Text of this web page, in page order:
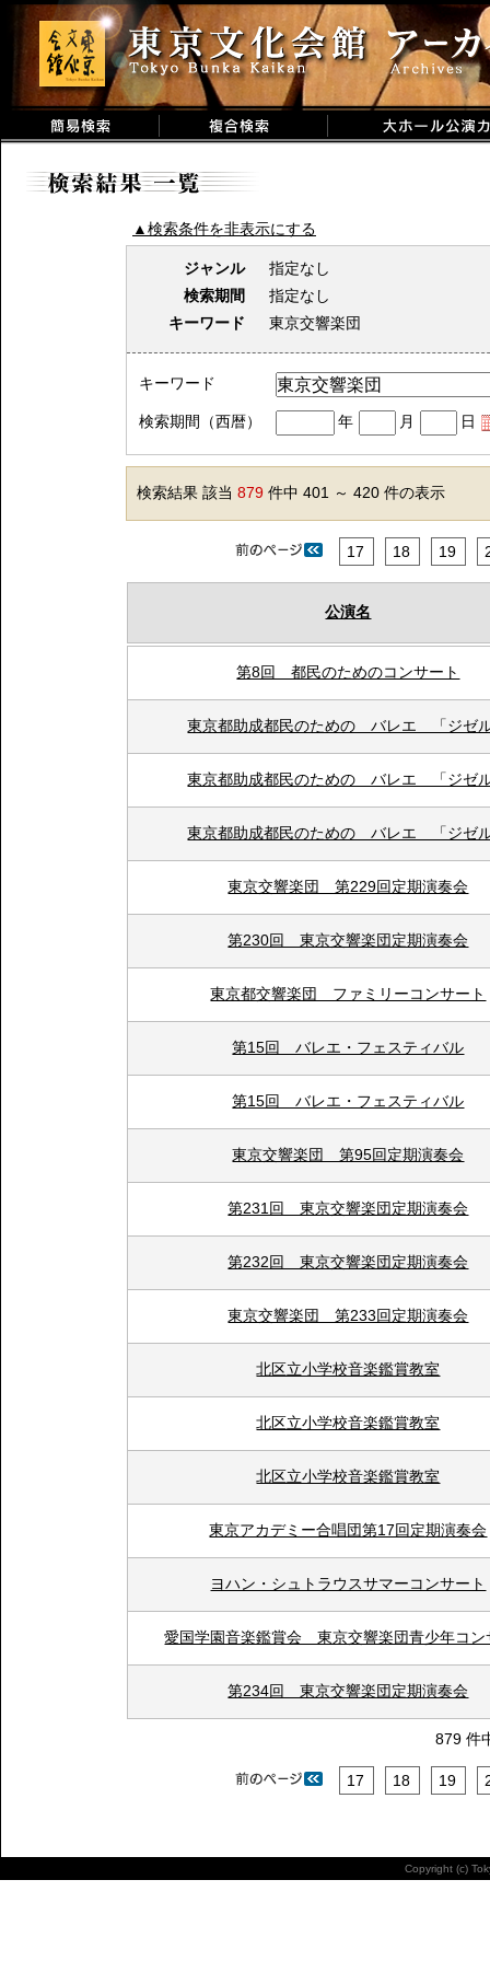
▲検索条件を非表示にする
ジャンル
指定なし
検索期間
指定なし
キーワード
東京交響楽団
キーワード
検索期間（西暦） 年 月 日
検索結果 該当879 件中 401 ～ 420 件の表示
17 18 19
公演名
第8回 都民のためのコンサート
東京都助成都民のための バレエ 「ジゼ
東京都助成都民のための バレエ 「ジゼ
東京都助成都民のための バレエ 「ジゼ
東京交響楽団 第229回定期演奏会
第230回 東京交響楽団定期演奏会
東京都交響楽団 ファミリーコンサート
第15回 バレエ・フェスティバル
第15回 バレエ・フェスティバル
東京交響楽団 第95回定期演奏会
第231回 東京交響楽団定期演奏会
第232回 東京交響楽団定期演奏会
東京交響楽団 第233回定期演奏会
北区立小学校音楽鑑賞教室
北区立小学校音楽鑑賞教室
北区立小学校音楽鑑賞教室
東京アカデミー合唱団第17回定期演奏会
ヨハン・シュトラウスサマーコンサート
愛国学園音楽鑑賞会 東京交響楽団青少年コン
第234回 東京交響楽団定期演奏会
879 件
17 18 19
Copyright (c)